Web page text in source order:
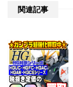
関連記事